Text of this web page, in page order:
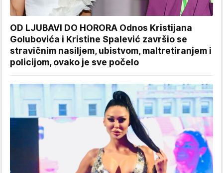
OD LJUBAVI DO HORORA Odnos Kristijana
Golubovića i Kristine Spalević završio se
stravičnim nasiljem, ubistvom, maltretiranjem i
policijom, ovako je sve počelo